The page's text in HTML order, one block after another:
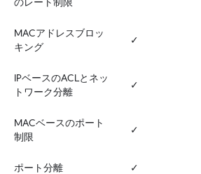
MACアドレスブロッ
キング
✓
IPベースのACLとネッ
トワーク分離
✓
MACベースのポート
制限
✓
ポート分離 ✓